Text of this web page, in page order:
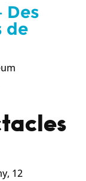
Des
de
12